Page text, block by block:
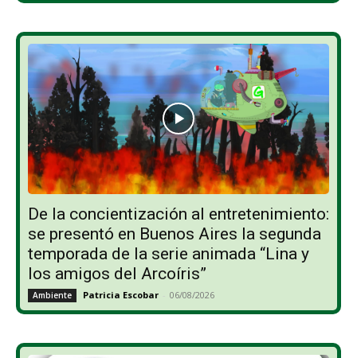
De la concientización al entretenimiento:
se presentó en Buenos Aires la segunda
temporada de la serie animada “Lina y
los amigos del Arcoíris”
Ambiente Patricia Escobar - 06/08/2026